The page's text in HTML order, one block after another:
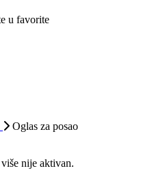
u favorite
Oglas za posao
nije aktivan.